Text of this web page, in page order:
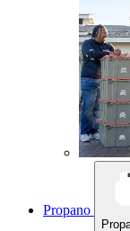
Propano